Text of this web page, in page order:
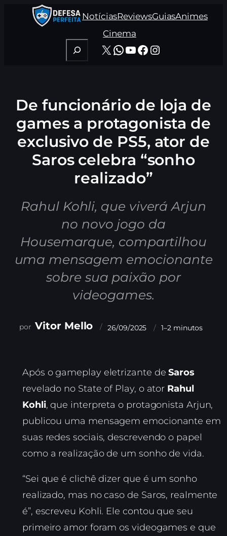
NotíciasReviewsGuiasAnimes
Cinema
Pesquisar
X WhatsApp
Youtube
Facebook
Instagram
De funcionário de loja de
games a protagonista de
exclusivo de PS5, ator de
Saros celebra “sonho
realizado”
Rahul Kohli, que viverá Arjun
no novo jogo da
Housemarque, compartilhou
uma mensagem emocionante
sobre sua paixão por
videogames.
Vitor Mello 26/09/2025 1–2 minutos
Após o gameplay eletrizante deSaros
revelado no State of Play, o ator Rahul
Kohli, que interpreta o protagonista Arjun,
publicou uma mensagem emocionante em
suas redes sociais, descrevendo o papel
como a realização de um sonho de vida.
“Sei que é clichê dizer que é um sonho
realizado, mas no caso de Saros, realmente
é”, escreveu Kohli. Ele contou que seu
primeiro amor foram os videogames e que